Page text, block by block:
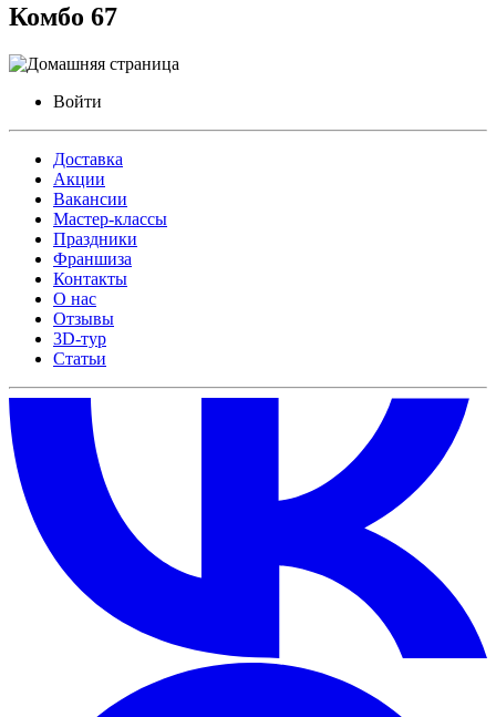
Комбо 67
Войти
Доставка
Акции
Вакансии
Мастер-классы
Праздники
Франшиза
Контакты
О нас
Отзывы
3D-тур
Статьи